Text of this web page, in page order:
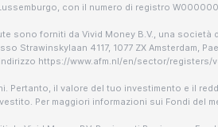
con il numero di registro
sono forniti da Vivid Money B.V., una
Strawinskylaan 4117, 1077 ZX
https://www.afm.nl/en/sector/registers/
Pertanto, il valore del tuo investimento e il
Per maggiori informazioni sui Fondi del